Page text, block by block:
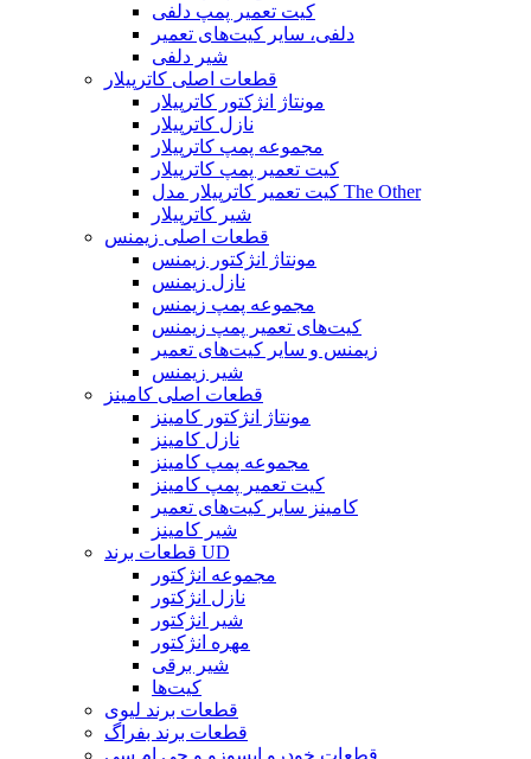
کیت تعمیر پمپ دلفی
دلفی، سایر کیت‌های تعمیر
شیر دلفی
قطعات اصلی کاترپیلار
مونتاژ انژکتور کاترپیلار
نازل کاترپیلار
مجموعه پمپ کاترپیلار
کیت تعمیر پمپ کاترپیلار
کیت تعمیر کاترپیلار مدل The Other
شیر کاترپیلار
قطعات اصلی زیمنس
مونتاژ انژکتور زیمنس
نازل زیمنس
مجموعه پمپ زیمنس
کیت‌های تعمیر پمپ زیمنس
زیمنس و سایر کیت‌های تعمیر
شیر زیمنس
قطعات اصلی کامینز
مونتاژ انژکتور کامینز
نازل کامینز
مجموعه پمپ کامینز
کیت تعمیر پمپ کامینز
کامینز سایر کیت‌های تعمیر
شیر کامینز
قطعات برند UD
مجموعه انژکتور
نازل انژکتور
شیر انژکتور
مهره انژکتور
شیر برقی
کیت‌ها
قطعات برند لیوی
قطعات برند بفراگ
قطعات خودرو ایسوزو و جی ام سی